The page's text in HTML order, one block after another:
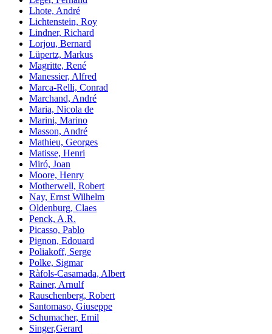
Lhote, André
Lichtenstein, Roy
Lindner, Richard
Lorjou, Bernard
Lüpertz, Markus
Magritte, René
Manessier, Alfred
Marca-Relli, Conrad
Marchand, André
Maria, Nicola de
Marini, Marino
Masson, André
Mathieu, Georges
Matisse, Henri
Miró, Joan
Moore, Henry
Motherwell, Robert
Nay, Ernst Wilhelm
Oldenburg, Claes
Penck, A.R.
Picasso, Pablo
Pignon, Edouard
Poliakoff, Serge
Polke, Sigmar
Ràfols-Casamada, Albert
Rainer, Arnulf
Rauschenberg, Robert
Santomaso, Giuseppe
Schumacher, Emil
Singer,Gerard